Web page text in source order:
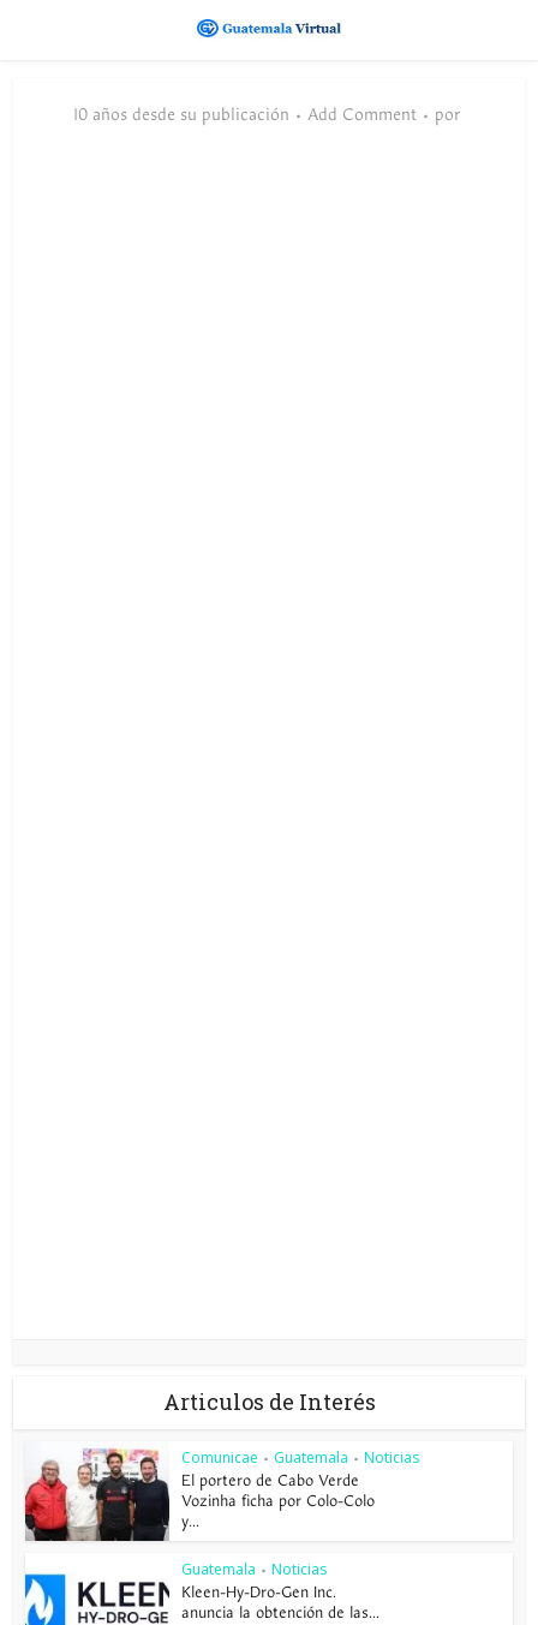
10 años desde su publicación Add Comment por
Articulos de Interés
Comunicae • Guatemala • Noticias
El portero de Cabo Verde
Vozinha ficha por Colo-Colo
y...
Guatemala • Noticias
Kleen-Hy-Dro-Gen Inc.
anuncia la obtención de las...